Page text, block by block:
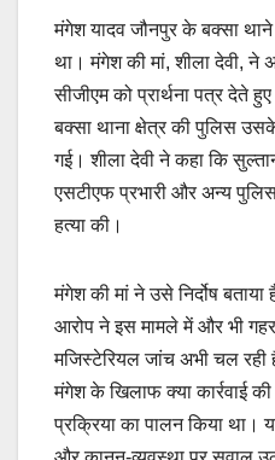
मंगेश यादव जौनपुर के बक्सा थाने
था। मंगेश की मां, शीला देवी, ने
सीजीएम को प्रार्थना पत्र देते
बक्सा थाना क्षेत्र की पुलिस
गई। शीला देवी ने कहा कि
एसटीएफ प्रभारी और अन्य
हत्या की।
मंगेश की मां ने उसे निर्दोष
आरोप ने इस मामले में और भी
मजिस्टेरियल जांच अभी चल
मंगेश के खिलाफ क्या कार्रवाई
प्रक्रिया का पालन किया था।